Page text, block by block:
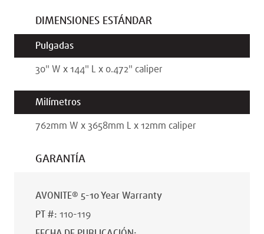
DIMENSIONES ESTÁNDAR
Pulgadas
30" W x 144" L x 0.472" caliper
Milímetros
762mm W x 3658mm L x 12mm caliper
GARANTÍA
AVONITE® 5-10 Year Warranty
PT #: 110-119